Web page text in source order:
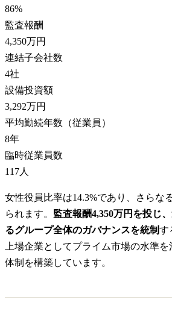
86%
監査報酬
4,350万円
連結子会社数
4社
設備投資額
3,292万円
平均勤続年数（従業員）
8年
臨時従業員数
117人
女性役員比率は14.3%であり、さらな
られます。 監査報酬4,350万円を投じ
るグループ全体のガバナンスを統制す
上場企業としてプライム市場の水準
体制を構築しています。